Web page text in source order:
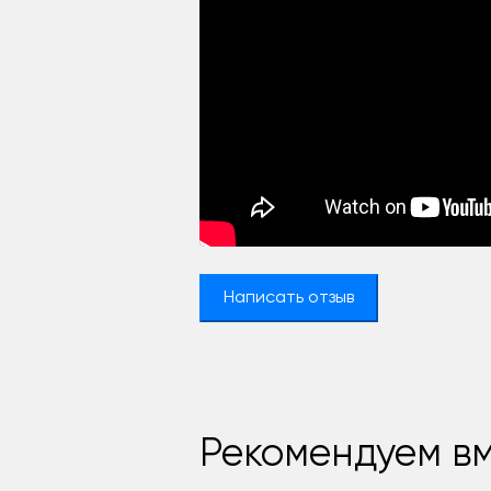
Написать отзыв
Рекомендуем